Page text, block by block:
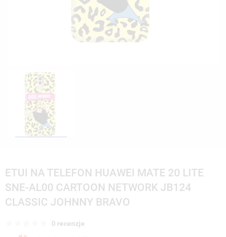
ETUI NA TELEFON HUAWEI MATE 20 LITE
SNE-AL00 CARTOON NETWORK JB124
CLASSIC JOHNNY BRAVO
0 recenzje